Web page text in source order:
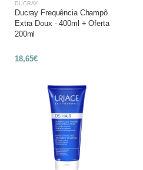
DUCRAY
Ducray Frequência Champô
Extra Doux - 400ml + Oferta
200ml
18,65€